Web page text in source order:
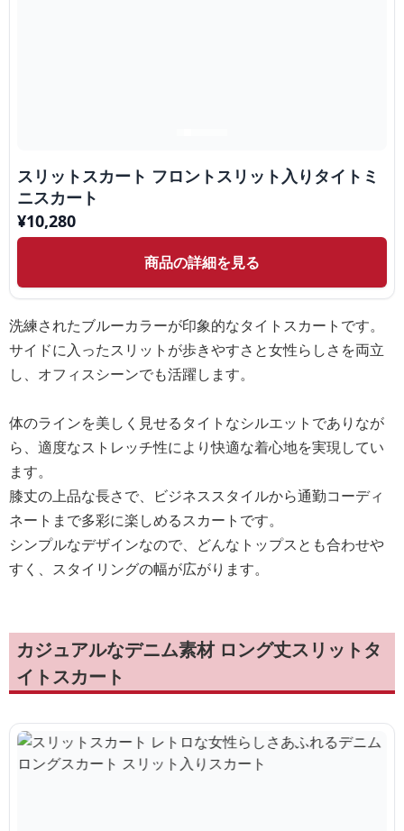
スリットスカート フロントスリット入りタイトミ
ニスカート
¥10,280
商品の詳細を見る
洗練されたブルーカラーが印象的なタイトスカートです。
サイドに入ったスリットが歩きやすさと女性らしさを両立
し、オフィスシーンでも活躍します。
体のラインを美しく見せるタイトなシルエットでありなが
ら、適度なストレッチ性により快適な着心地を実現してい
ます。
膝丈の上品な長さで、ビジネススタイルから通勤コーディ
ネートまで多彩に楽しめるスカートです。
シンプルなデザインなので、どんなトップスとも合わせや
すく、スタイリングの幅が広がります。
カジュアルなデニム素材 ロング丈スリットタ
イトスカート